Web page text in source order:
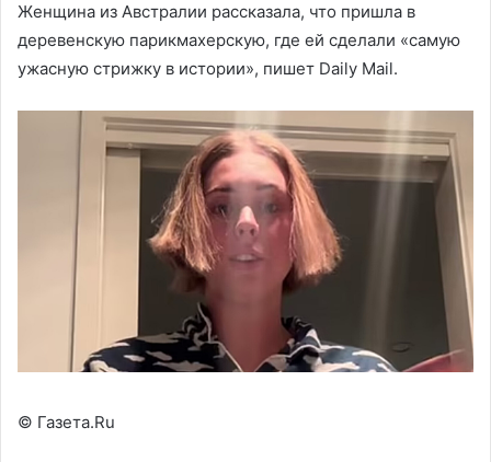
Женщина из Австралии рассказала, что пришла в
деревенскую парикмахерскую, где ей сделали «самую
ужасную стрижку в истории», пишет Daily Mail.
© Газета.Ru